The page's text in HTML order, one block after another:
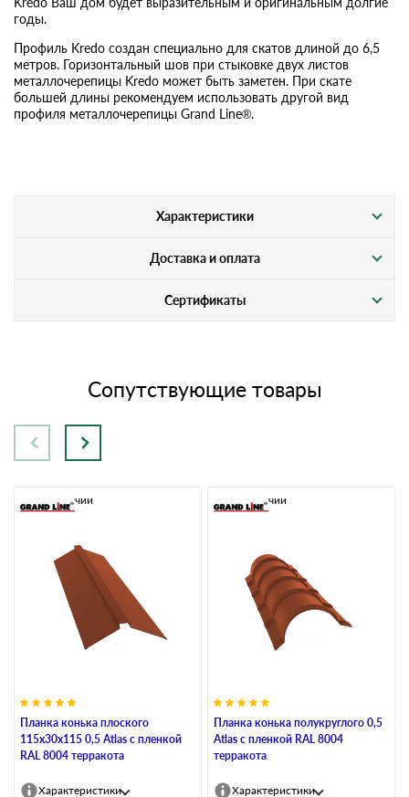
годы.
Профиль Kredo создан специально для скатов длиной до 6,5
метров. Горизонтальный шов при стыковке двух листов
металлочерепицы Kredo может быть заметен. При скате
большей длины рекомендуем использовать другой вид
профиля металлочерепицы Grand Line®.
Характеристики
Доставка и оплата
Сертификаты
Сопутствующие товары
Планка конька плоского
115х30х115 0,5 Atlas с пленкой
RAL 8004 терракота
В наличии
Характеристики
Планка конька полукруглого 0,5
Atlas с пленкой RAL 8004
терракота
В наличии
Характеристики